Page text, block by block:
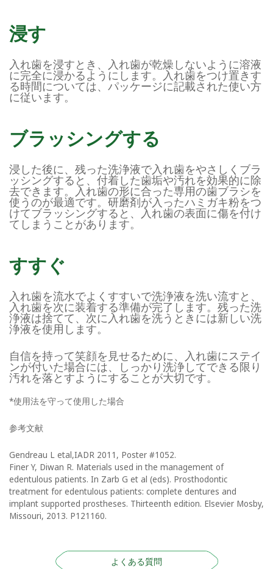
浸す
入れ歯を浸すとき、入れ歯が乾燥しないように溶液
に完全に浸かるようにします。入れ歯をつけ置きす
る時間については、パッケージに記載された使い方
に従います。
ブラッシングする
浸した後に、残った洗浄液で入れ歯をやさしくブラ
ッシングすると、付着した歯垢や汚れを効果的に除
去できます。入れ歯の形に合った専用の歯ブラシを
使うのが最適です。研磨剤が入ったハミガキ粉をつ
けてブラッシングすると、入れ歯の表面に傷を付け
てしまうことがあります。
すすぐ
入れ歯を流水でよくすすいで洗浄液を洗い流すと、
入れ歯を次に装着する準備が完了します。残った洗
浄液は捨てて、次に入れ歯を洗うときには新しい洗
浄液を使用します。
自信を持って笑顔を見せるために、入れ歯にステイ
ンが付いた場合には、しっかり洗浄してできる限り
汚れを落とすようにすることが大切です。
*使用法を守って使用した場合
参考文献
Gendreau L etal,IADR 2011, Poster #1052.
Finer Y, Diwan R. Materials used in the management of
edentulous patients. In Zarb G et al (eds). Prosthodontic
treatment for edentulous patients: complete dentures and
implant supported prostheses. Thirteenth edition. Elsevier Mosby,
Missouri, 2013. P121160.
よくある質問